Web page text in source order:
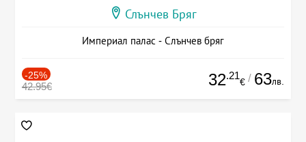
Слънчев Бряг
Империал палас - Слънчев бряг
-25%
42.95€ 32.21
€ / 63лв.